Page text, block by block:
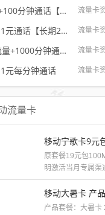
个月返还，每个月返10元4.激活
验金，体验金...
流量卡
移动大泸卡29元+275G流量+100分钟通话【只发上海市内】
流量卡
电信新星卡29元80G流量+0.1元通话【长期20年套餐】
流量卡
联通津联卡38元240G通用流量+1000分钟通话【到期自动续约】
流量卡
元每分钟通话
流量卡
移动宁歌卡9元
原套餐19元包
明激活当月专属渠
移动大暑卡 产
产品套餐：大暑